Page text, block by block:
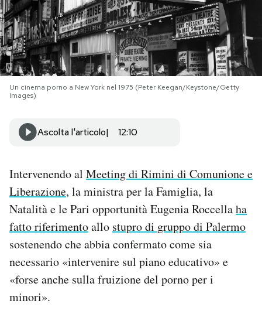
NEWSLETTER
I MIEI PREFERITI
AREA PERSONALE
Newsletter
Notifiche mobile
Regala il Post
Hai bisogno di aiuto?
Esci
Un cinema porno a New York nel 1975 (Peter Keegan/Keystone/Getty
Images)
Ascolta l'articolo 12:10
Intervenendo al Meeting di Rimini di Comunione e
Liberazione, la ministra per la Famiglia, la
Natalità e le Pari opportunità Eugenia Roccellaha
fatto riferimentoallo stupro di gruppo di Palermo
sostenendo che abbia confermato come sia
necessario «intervenire sul piano educativo» e
«forse anche sulla fruizione del porno per i
minori».